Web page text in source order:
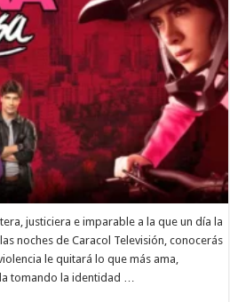
justiciera e imparable a la que un día la
noches de Caracol Televisión, conocerás
le quitará lo que más ama,
tomando la identidad …